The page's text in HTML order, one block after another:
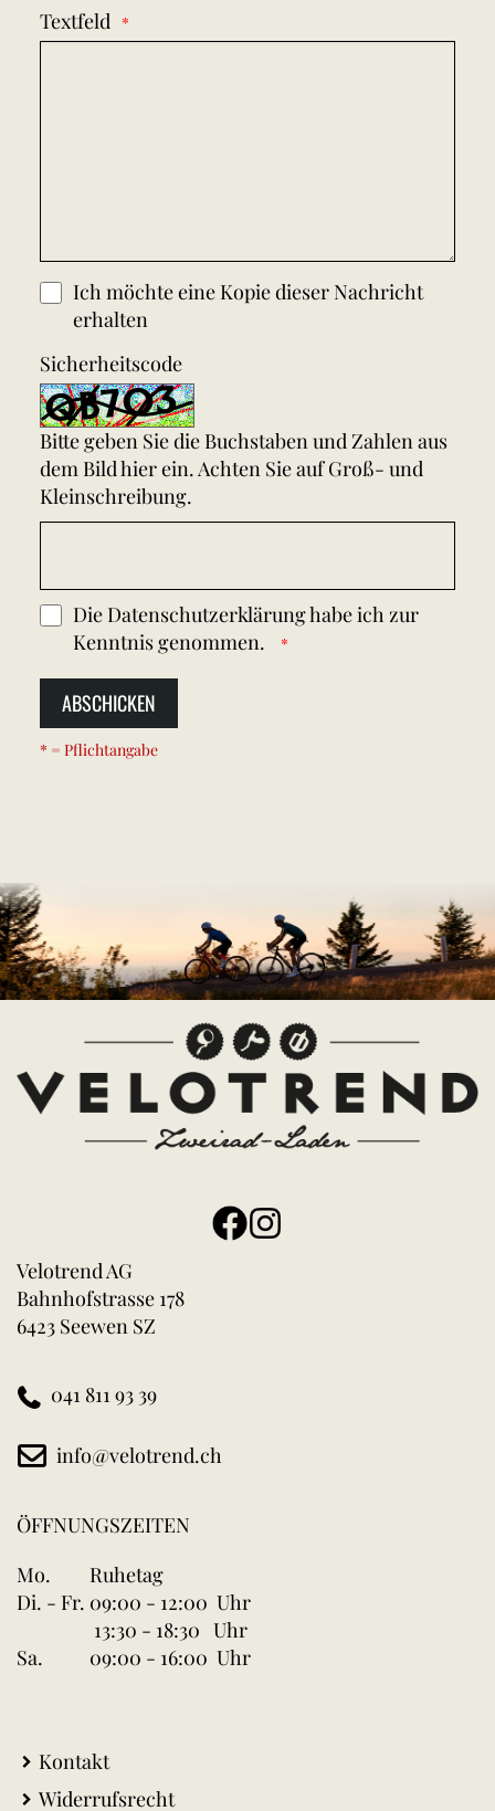
Textfeld
Ich möchte eine Kopie dieser Nachricht
erhalten
Sicherheitscode
Bitte geben Sie die Buchstaben und Zahlen aus
dem Bild hier ein. Achten Sie auf Groß- und
Kleinschreibung.
Die Datenschutzerklärunghabe ich zur
Kenntnis genommen.
ABSCHICKEN
* = Pflichtangabe
Velotrend AG
Bahnhofstrasse 178
6423 Seewen SZ
041 811 93 39
info@velotrend.ch
ÖFFNUNGSZEITEN
Mo.
Ruhetag
Di. - Fr. 09:00 - 12:00 Uhr
13:30 - 18:30 Uhr
Sa.
09:00 - 16:00 Uhr
Kontakt
Widerrufsrecht